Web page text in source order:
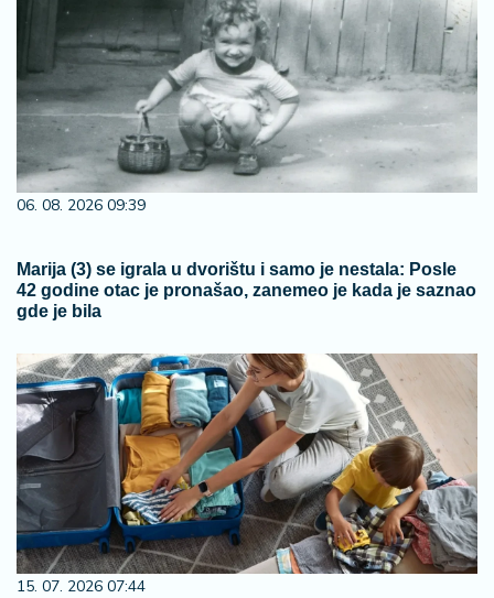
06. 08. 2026 09:39
Marija (3) se igrala u dvorištu i samo je nestala: Posle
42 godine otac je pronašao, zanemeo je kada je saznao
gde je bila
15. 07. 2026 07:44